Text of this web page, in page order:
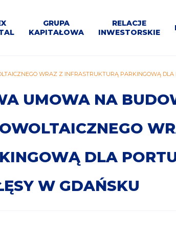
Struktura
Segmenty
GRUPA
KAPITAŁOWA
Dla
Dla
RELACJE
INWESTORSKIE
do
Kalendarium Kontakt
Bloki
Projekty
WRAZ Z INFRASTRUKTURĄ PARKINGOWĄ DLA
UMOWA NA
DLA
W GDAŃSKU